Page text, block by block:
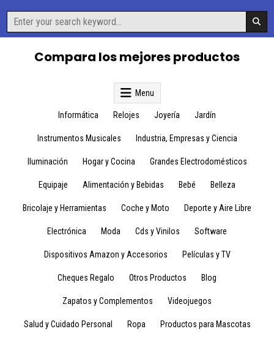
content
Search
for:
Compara los mejores productos
Menu
Informática Relojes Joyería Jardín
Instrumentos Musicales Industria, Empresas y Ciencia
Iluminación Hogar y Cocina Grandes Electrodomésticos
Equipaje Alimentación y Bebidas Bebé Belleza
Bricolaje y Herramientas Coche y Moto Deporte y Aire Libre
Electrónica Moda Cds y Vinilos Software
Dispositivos Amazon y Accesorios Películas y TV
Cheques Regalo Otros Productos Blog
Zapatos y Complementos Videojuegos
Salud y Cuidado Personal Ropa Productos para Mascotas